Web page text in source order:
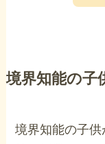
境界知能の子
境界知能の子